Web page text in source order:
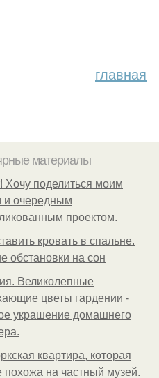
главная
материалы
Хочу поделиться моим
и очередным
проектом.
кровать в спальне.
обстановки на сон
Великолепные
цветы гардении -
украшение домашнего
квартира, которая
похожа на частный музей.